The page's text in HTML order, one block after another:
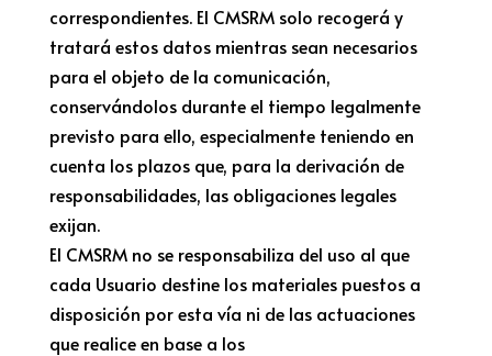
correspondientes. El CMSRM solo recogerá y
tratará estos datos mientras sean necesarios
para el objeto de la comunicación,
conservándolos durante el tiempo legalmente
previsto para ello, especialmente teniendo en
cuenta los plazos que, para la derivación de
responsabilidades, las obligaciones legales
exijan.
El CMSRM no se responsabiliza del uso al que
cada Usuario destine los materiales puestos a
disposición por esta vía ni de las actuaciones
que realice en base a los